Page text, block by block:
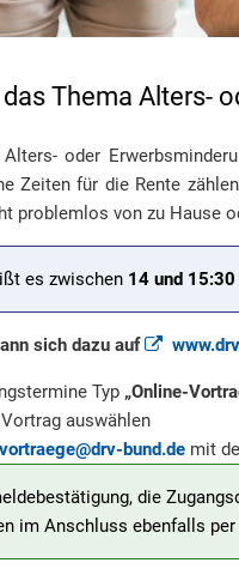
Thema Alters-
oder
Zeiten für die Rente
problemlos von zu Hause
es zwischen 14 und 15:30
sich dazu auf
Typ „Online-
auswählen
bund.de mit
die
im Anschluss ebenfalls